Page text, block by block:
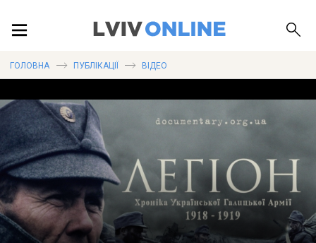
ЛОКАЦІЇ
ПУБЛІКАЦІЇ
ГОЛОВНА ПУБЛІКАЦІЇ ВІДЕО